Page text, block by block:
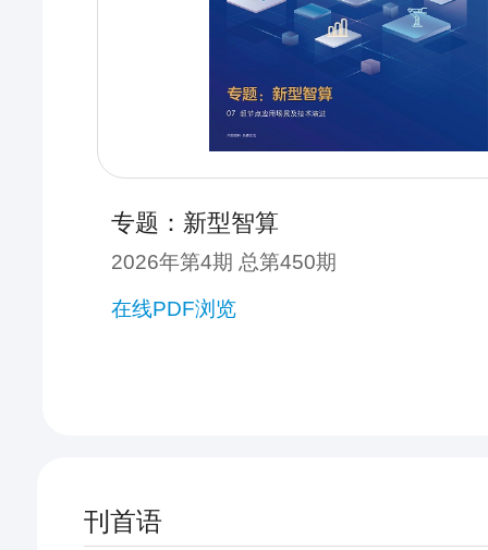
专题：新型智算
2026年第4期 总第450期
在线PDF浏览
刊首语